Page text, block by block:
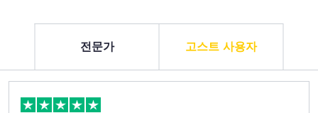
전문가 고스트 사용자